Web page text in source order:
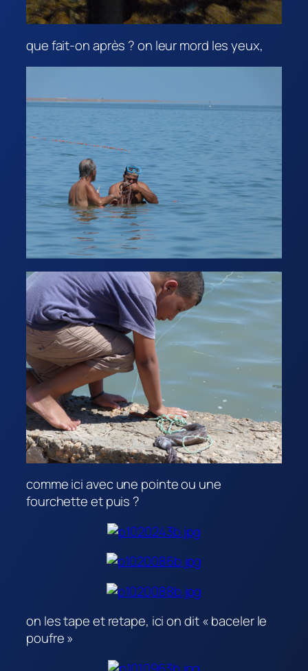
que fait-on après ? on leur mord les yeux,
comme ici avec une pointe ou une
fourchette et puis ?
on les tape et retape, ici on dit « baceler le
poufre »